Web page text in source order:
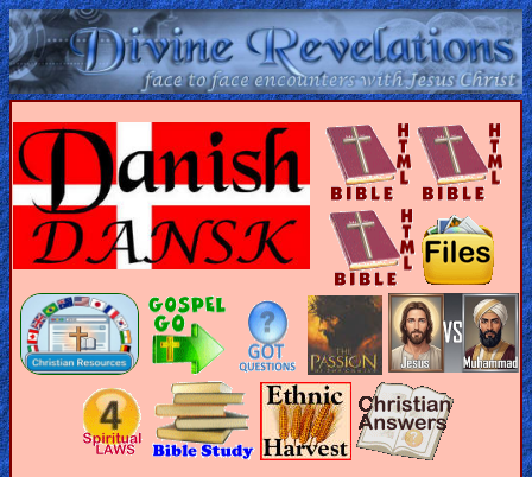
Home:
Mobile
Home: Original Style
ðŸ”
Search
Site
Christian